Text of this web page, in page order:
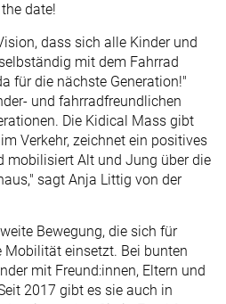
date!
dass sich alle Kinder und
mit dem Fahrrad
für die nächste Generation!"
und fahrradfreundlichen
Die Kidical Mass gibt
Verkehr, zeichnet ein positives
mobilisiert Alt und Jung über die
sagt Anja Littig von der
Bewegung, die sich für
Mobilität einsetzt. Bei bunten
mit Freund:innen, Eltern und
2017 gibt es sie auch in